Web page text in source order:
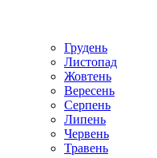
Грудень
Листопад
Жовтень
Вересень
Серпень
Липень
Червень
Травень